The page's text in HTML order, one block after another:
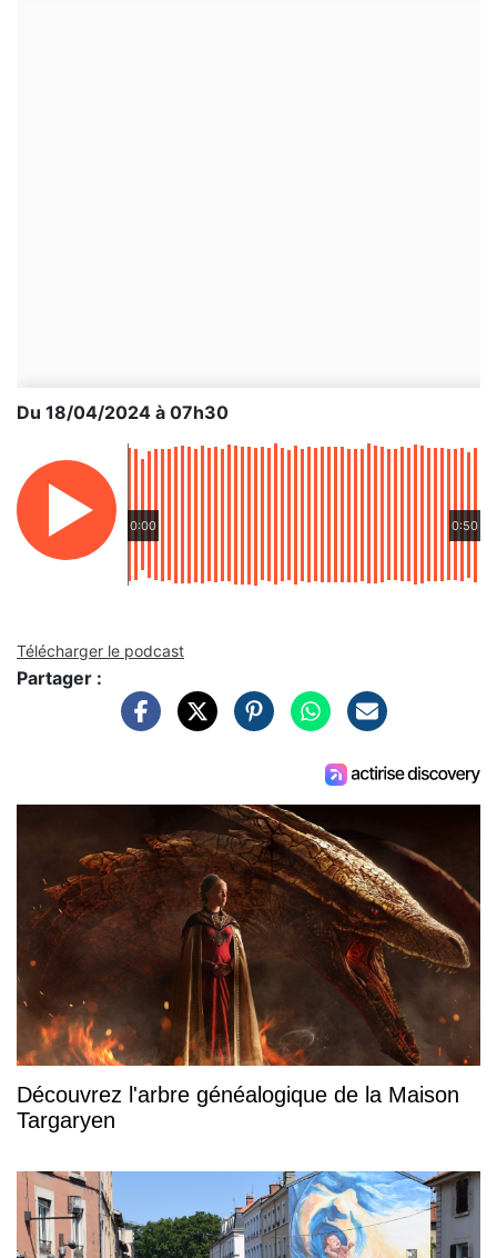
Du 18/04/2024 à 07h30
0:00 0:50
Télécharger le podcast
Partager :
Découvrez l'arbre généalogique de la Maison
Targaryen